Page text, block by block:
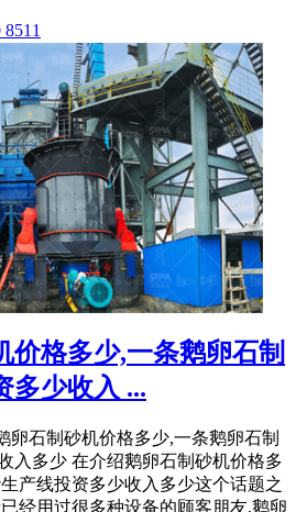
价格多少,一条鹅卵石制
多少收入 ...
卵石制砂机价格多少,一条鹅卵石制
入多少 在介绍鹅卵石制砂机价格多
产线投资多少收入多少这个话题之
经用过很多种设备的顾客朋友,鹅卵